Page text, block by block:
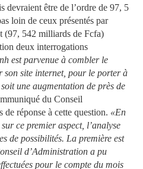
devraient être de l’ordre de 97, 5
loin de ceux présentés par
(97, 542 milliards de Fcfa)
deux interrogations
est parvenue à combler le
son site internet, pour le porter à
une augmentation de près de
du Conseil
de réponse à cette question. «En
ce premier aspect, l’analyse
de possibilités. La première est
d’Administration a pu
pour le compte du mois